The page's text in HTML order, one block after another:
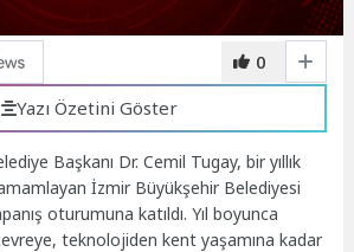
0
Yazı Özetini Göster
Başkanı Dr. Cemil Tugay, bir yıllık
İzmir Büyükşehir Belediyesi
oturumuna katıldı. Yıl boyunca
teknolojiden kent yaşamına kadar